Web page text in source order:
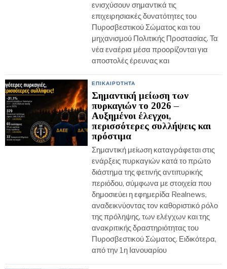
ενισχύσουν σημαντικά τις
επιχειρησιακές δυνατότητες του
Πυροσβεστικού Σώματος και του
μηχανισμού Πολιτικής Προστασίας. Τα
νέα εναέρια μέσα προορίζονται για
αποστολές έρευνας και
ΕΠΙΚΑΙΡΌΤΗΤΑ
Σημαντική μείωση των
πυρκαγιών το 2026 –
Αυξημένοι έλεγχοι,
περισσότερες συλλήψεις και
πρόστιμα
Σημαντική μείωση καταγράφεται στις
ενάρξεις πυρκαγιών κατά το πρώτο
διάστημα της φετινής αντιπυρικής
περιόδου, σύμφωνα με στοιχεία που
δημοσιεύει η εφημερίδα Realnews,
αναδεικνύοντας τον καθοριστικό ρόλο
της πρόληψης, των ελέγχων και της
ανακριτικής δραστηριότητας του
Πυροσβεστικού Σώματος. Ειδικότερα,
από την 1η Ιανουαρίου